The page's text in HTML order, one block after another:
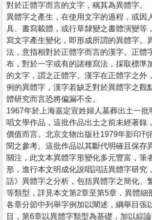
對於正體字而言的文字，稱其為異體字。
異體字之產生，在使用文字的過程，或因
具、書寫載體，或行草隸變之書體演變等
寫文字產生變化，即形成所謂的異體字。
法，意指相對於正體字而言的漢字。正體
布，對於一字或有的諸種寫法，採取標準
的文字，謂之正體字。漢字在正體字之外
例的異體字，漢字若缺乏對於異體字之觀
體研究而言恐將偏漏不全。
1967年於上海嘉定宣姓婦人墓葬出土一批
唱文學作品，這批作品出土之前未經著錄
價值而言。北京文物出版社1979年影印刊
閱之參考。這批作品以其斷代明確且保存
關注，此文本異體字形變化多元豐富，筆
形，進行本文明成化說唱詞話異體字研究
話》異體字之分析，包括異體字之簡化、
等類型，詳見本文第2章至第5章，異體細
各章分節中列舉字例加以闡述，綱舉目張
目，第6章以異體字類型為基礎，加以綜